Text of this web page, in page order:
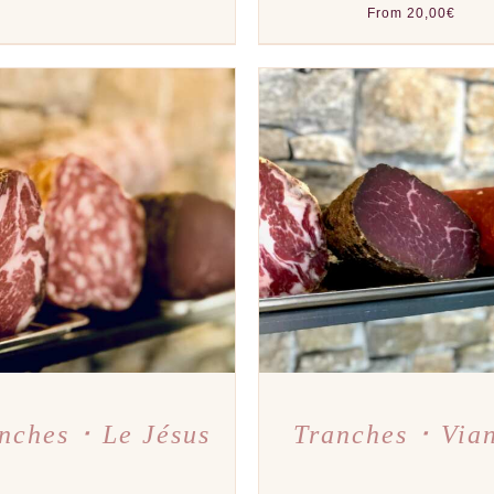
From 20,00€
AU PANIER / APERÇU
･ Le Jésus
AJOUTER AU PANIER /
Tranches ･